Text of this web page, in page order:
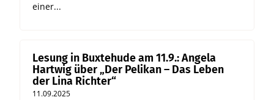
einer...
Lesung in Buxtehude am 11.9.: Angela
Hartwig über „Der Pelikan – Das Leben
der Lina Richter“
11.09.2025